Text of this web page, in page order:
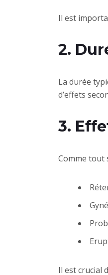
Il est
2.
La durée
d’effets
3.
Comme tout
Il est crucial